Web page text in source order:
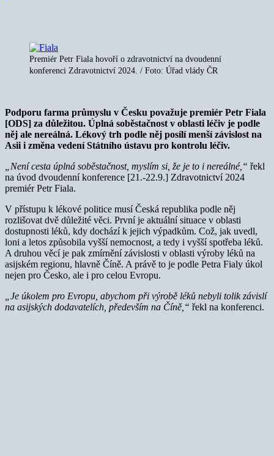
Premiér Petr Fiala hovoří o zdravotnictví na dvoudenní
konferenci Zdravotnictví 2024. / Foto: Úřad vlády ČR
Podporu farma průmyslu v Česku považuje premiér Petr Fiala
[ODS] za důležitou. Úplná soběstačnost v oblasti léčiv je podle
něj ale nereálná. Lékový trh podle něj posílí menší závislost na
Asii i změna vedení Státního ústavu pro kontrolu léčiv.
„Není cesta úplná soběstačnost, myslím si, že je to i nereálné,“ řekl
na úvod dvoudenní konference [21.-22.9.] Zdravotnictví 2024
premiér Petr Fiala.
V přístupu k lékové politice musí Česká republika podle něj
rozlišovat dvě důležité věci. První je aktuální situace v oblasti
dostupnosti léků, kdy dochází k jejich výpadkům. Což, jak uvedl,
loni a letos způsobila vyšší nemocnost, a tedy i vyšší spotřeba léků.
A druhou věcí je pak zmírnění závislosti v oblasti výroby léků na
asijském regionu, hlavně Číně. A právě to je podle Petra Fialy úkol
nejen pro Česko, ale i pro celou Evropu.
„Je úkolem pro Evropu, abychom při výrobě léků nebyli tolik závislí
na asijských dodavatelích, především na Číně,“ řekl na konferenci.